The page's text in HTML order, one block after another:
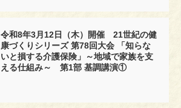
令和8年3月12日（木）開催 21世紀の健
康づくりシリーズ 第78回大会 「知らな
いと損する介護保険」～地域で家族を支
える仕組み～ 第1部 基調講演①